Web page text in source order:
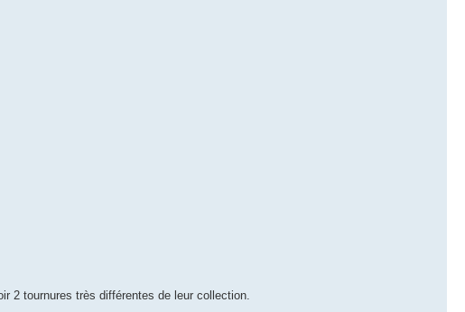
2 tournures très différentes de leur collection.